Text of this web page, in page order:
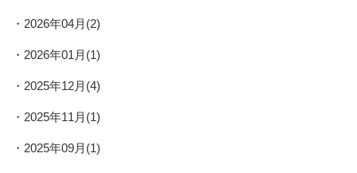
2026年04月(2)
2026年01月(1)
2025年12月(4)
2025年11月(1)
2025年09月(1)